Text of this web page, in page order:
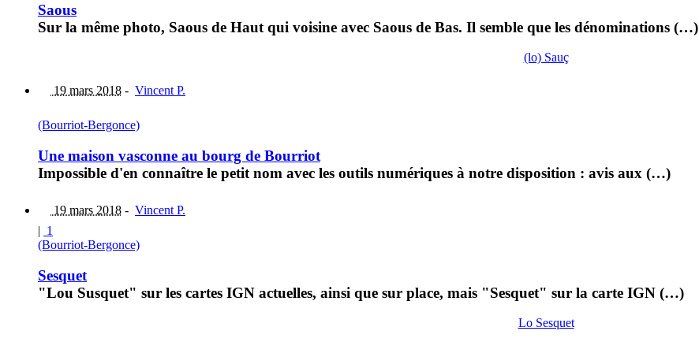
Saous
Sur la même photo, Saous de Haut qui voisine avec Saous de Bas. Il semble que les dénominations (…)
(lo) Sauç
19 mars 2018 - Vincent P.
(Bourriot-Bergonce)
Une maison vasconne au bourg de Bourriot
Impossible d'en connaître le petit nom avec les outils numériques à notre disposition : avis aux (…)
19 mars 2018 - Vincent P.
| 1
(Bourriot-Bergonce)
Sesquet
"Lou Susquet" sur les cartes IGN actuelles, ainsi que sur place, mais "Sesquet" sur la carte IGN (…)
Lo Sesquet